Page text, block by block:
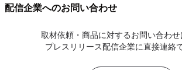
配信企業へのお問い合わせ
取材依頼・商品に対するお問い合わせ
プレスリリース配信企業に直接連絡